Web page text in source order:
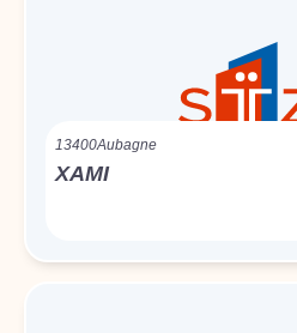
13400Aubagne
XAMI